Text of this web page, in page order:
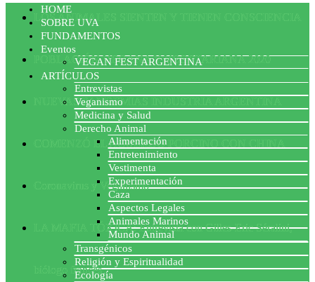
LOS ANIMALES SIENTEN Y TIENEN CONSCIENCIA
POBLACIÓN VEGANA Y VEGETARIANA 2020
NUEVAS PANDEMIAS INDUSTRIA ARGENTINA
COMENZÓ EL ACUERDO PORCINO CON CHINA
Coronavirus y Veganismo
LA MAFIA TÓXICA: Entrevista con Gilles-Eric Séralini,
biólogo francés
HOME
SOBRE UVA
FUNDAMENTOS
Eventos
VEGAN FEST ARGENTINA
ARTÍCULOS
Entrevistas
Veganismo
Medicina y Salud
Derecho Animal
Alimentación
Entretenimiento
Vestimenta
Experimentación
Caza
Aspectos Legales
Animales Marinos
Mundo Animal
Transgénicos
Religión y Espiritualidad
Ecología